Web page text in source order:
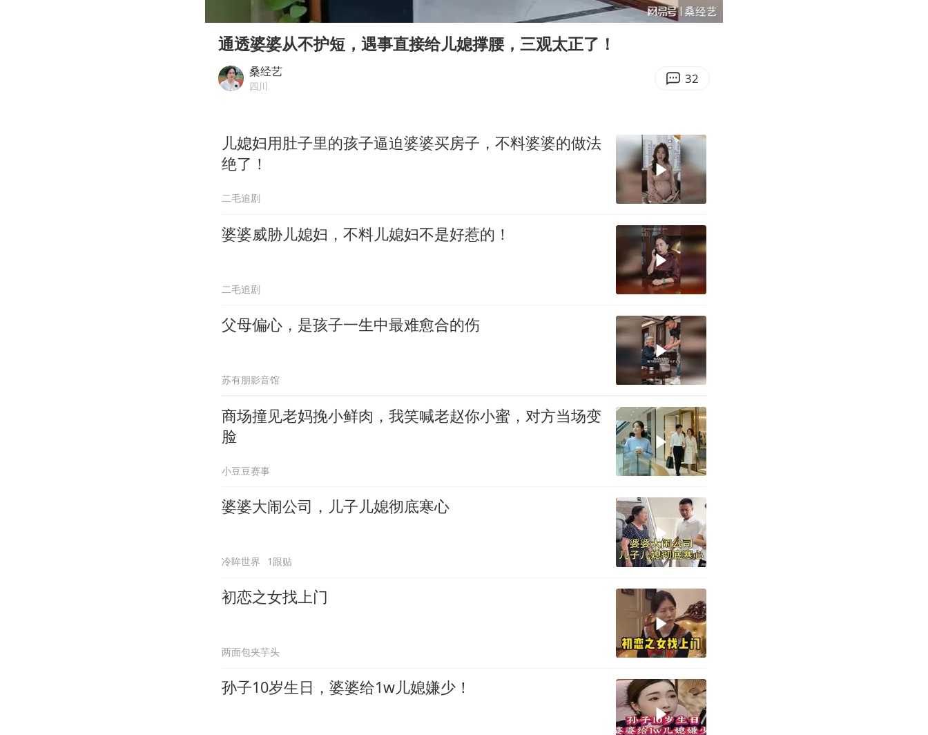
《欢迎来龙餐馆》口碑
茅台部分直营店飞天茅台提价
黄金牛市回来了吗
06:57
Enter
通透婆婆从不护短，遇事直接给儿媳撑腰，三观太正了！
桑经艺
四川 32
儿媳妇用肚子里的孩子逼迫婆婆买房子，不料婆婆的做法
绝了！
二毛追剧
婆婆威胁儿媳妇，不料儿媳妇不是好惹的！
二毛追剧
父母偏心，是孩子一生中最难愈合的伤
苏有朋影音馆
商场撞见老妈挽小鲜肉，我笑喊老赵你小蜜，对方当场变
脸
小豆豆赛事
婆婆大闹公司，儿子儿媳彻底寒心
冷眸世界 1跟贴
初恋之女找上门
两面包夹芋头
孙子10岁生日，婆婆给1w儿媳嫌少！